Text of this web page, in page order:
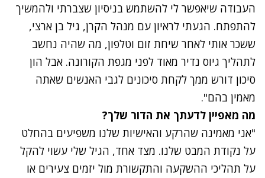
העבודה שיאפשר לי להשתמש בניסיון שצברתי ולהמשיך
להתפתח. הגעתי לראיון עם מנהל הקרן, גיל בן ארצי,
ששכר אותי לאחר שיחת זום וטלפון, מה שהיה נחשב
לתהליך גיוס נדיר מאוד לפני מגפת הקורונה. אבל הון
סיכון דורש ממך לקחת סיכונים לגבי האנשים שאתה
מאמין בהם".
מה מאפיין לדעתך את הדור שלך?
"אני מאמינה שהרקע והאישיות שלנו משפיעים בהחלט
על נקודת המבט שלנו. מצד אחד, הגיל שלי עשוי להקל
על תהליכי ההשקעה והתקשורת מול יזמים צעירים או